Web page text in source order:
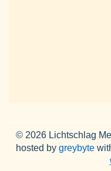
© 2026 Lichtschlag
hosted by greybyte